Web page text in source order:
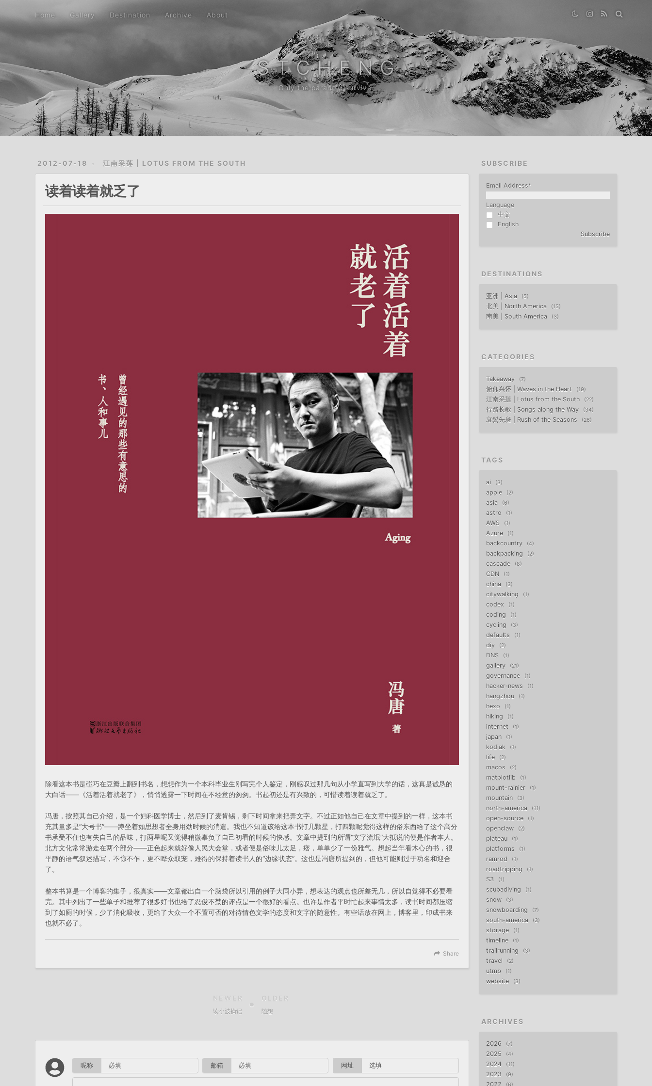
S T C H E N G
Only the paranoid survive.
Home Gallery Destination Archive About
2012-07-18 江南采莲 | LOTUS FROM THE SOUTH
读着读着就乏了
除看这本书是碰巧在豆瓣上翻到书名，想想作为一个本科毕业生刚写完个人鉴定，刚感叹过那几句从小学直写到大学的话，这真是诚恳的
大白话——《活着活着就老了》，悄悄透露一下时间在不经意的匆匆。书起初还是有兴致的，可惜读着读着就乏了。
冯唐，按照其自己介绍，是一个妇科医学博士，然后到了麦肯锡，剩下时间拿来把弄文字。不过正如他自己在文章中提到的一样，这本书
充其量多是“大号书”——蹲坐着如思想者全身用劲时候的消遣。我也不知道该给这本书打几颗星，打四颗呢觉得这样的俗东西给了这个高分
书承受不住也有失自己的品味，打两星呢又觉得稍微辜负了自己初看的时候的快感。文章中提到的所谓“文字流氓”大抵说的便是作者本人。
北方文化常常游走在两个部分——正色起来就好像人民大会堂，或者便是俗味儿太足，痞，单单少了一份雅气。想起当年看木心的书，很
平静的语气叙述描写，不惊不乍，更不哗众取宠，难得的保持着读书人的“边缘状态”。这也是冯唐所提到的，但他可能则过于功名和迎合
了。
整本书算是一个博客的集子，很真实——文章都出自一个脑袋所以引用的例子大同小异，想表达的观点也所差无几，所以自觉得不必要看
完。其中列出了一些单子和推荐了很多好书也给了忍俊不禁的评点是一个很好的看点。也许是作者平时忙起来事情太多，读书时间都压缩
到了如厕的时候，少了消化吸收，更给了大众一个不置可否的对待情色文学的态度和文字的随意性。有些话放在网上，博客里，印成书来
也就不必了。
Share
NEWER
读小波摘记
OLDER
随想
昵称 邮箱 网址
SUBSCRIBE
Email Address*
Language
中文
English
Subscribe
DESTINATIONS
亚洲 | Asia 5
北美 | North America 15
南美 | South America 3
CATEGORIES
Takeaway 7
俯仰兴怀 | Waves in the Heart 19
江南采莲 | Lotus from the South 22
行路长歌 | Songs along the Way 34
衰鬓先斑 | Rush of the Seasons 26
TAGS
ai 3
apple 2
asia 6
astro 1
AWS 1
Azure 1
backcountry 4
backpacking 2
cascade 8
CDN 1
china 3
citywalking 1
codex 1
coding 1
cycling 3
defaults 1
diy 2
DNS 1
gallery 21
governance 1
hacker-news 1
hangzhou 1
hexo 1
hiking 1
internet 1
japan 1
kodiak 1
life 2
macos 2
matplotlib 1
mount-rainier 1
mountain 3
north-america 11
open-source 1
openclaw 2
plateau 1
platforms 1
ramrod 1
roadtripping 1
S3 1
scubadiving 1
snow 3
snowboarding 7
south-america 3
storage 1
timeline 1
trailrunning 3
travel 2
utmb 1
website 3
ARCHIVES
2026 7
2025 4
2024 11
2023 9
2022